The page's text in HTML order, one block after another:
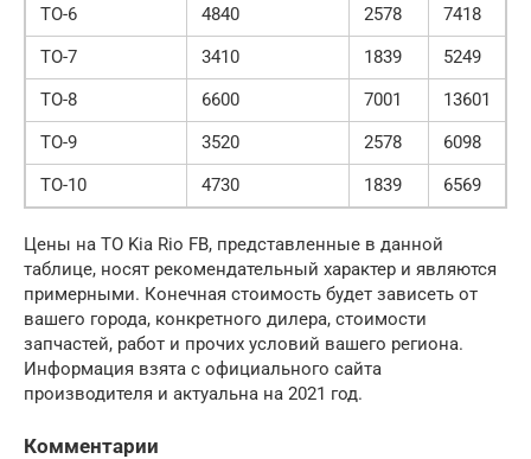
ТО-6
4840 2578
7418
ТО-7
3410 1839
5249
ТО-8
6600 7001
13601
ТО-9
3520 2578
6098
ТО-10
4730 1839 6569
Цены на ТО Kia Rio FB, представленные в данной
таблице, носят рекомендательный характер и являются
примерными. Конечная стоимость будет зависеть от
вашего города, конкретного дилера, стоимости
запчастей, работ и прочих условий вашего региона.
Информация взята с официального сайта
производителя и актуальна на 2021 год.
Комментарии